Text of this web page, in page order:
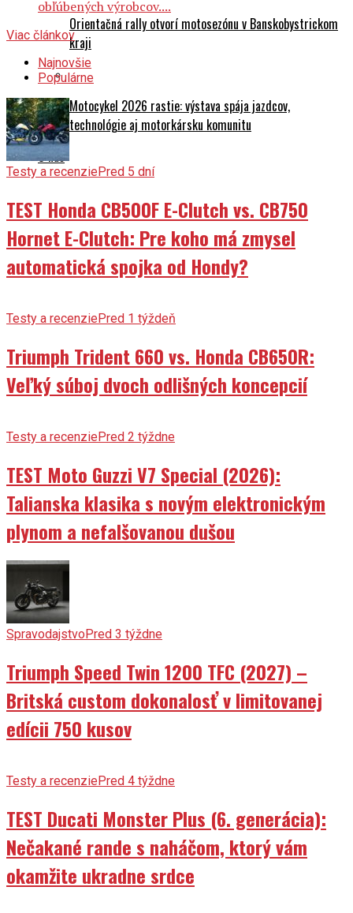
Orientačná rally otvorí motosezónu v Banskobystrickom
kraji
Motocykel 2026 rastie: výstava spája jazdcov,
technológie aj motorkársku komunitu
O nás
obľúbených výrobcov....
Viac článkov
Najnovšie
Populárne
Testy a recenziePred 5 dní
TEST Honda CB500F E-Clutch vs. CB750
Hornet E-Clutch: Pre koho má zmysel
automatická spojka od Hondy?
Testy a recenziePred 1 týždeň
Triumph Trident 660 vs. Honda CB650R:
Veľký súboj dvoch odlišných koncepcií
Testy a recenziePred 2 týždne
TEST Moto Guzzi V7 Special (2026):
Talianska klasika s novým elektronickým
plynom a nefalšovanou dušou
SpravodajstvoPred 3 týždne
Triumph Speed Twin 1200 TFC (2027) –
Britská custom dokonalosť v limitovanej
edícii 750 kusov
Testy a recenziePred 4 týždne
TEST Ducati Monster Plus (6. generácia):
Nečakané rande s naháčom, ktorý vám
okamžite ukradne srdce